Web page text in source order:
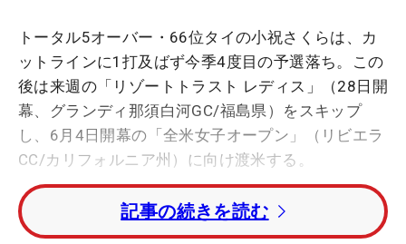
トータル5オーバー・66位タイの小祝さくらは、カ
ットラインに1打及ばず今季4度目の予選落ち。この
後は来週の「リゾートトラスト レディス」（28日開
幕、グランディ那須白河GC/福島県）をスキップ
し、6月4日開幕の「全米女子オープン」（リビエラ
CC/カリフォルニア州）に向け渡米する。
前日は強い雨と風のなか、ほぼ5ホールをプレー。
結果的にこのラウンドは中止になり、きょう“仕切り
記事の続きを読む